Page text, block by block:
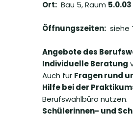
Ort: Bau 5, Raum 5.0.03
Öffnungszeiten: siehe
Angebote des
Individuelle Beratung
Auch für Fragen rund
Hilfe bei der
Berufswahlbüro nutzen.
Schülerinnen- und